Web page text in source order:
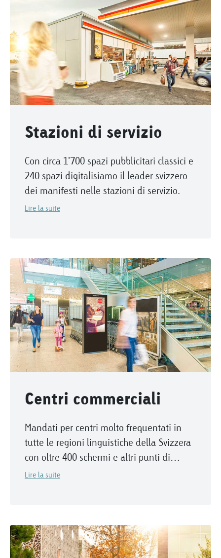
Stazioni di servizio
Con circa 1'700 spazi pubblicitari classici e
240 spazi digitalisiamo il leader svizzero
dei manifesti nelle stazioni di servizio.
Lire la suite
Centri commerciali
Mandati per centri molto frequentati in
tutte le regioni linguistiche della Svizzera
con oltre 400 schermi e altri punti di
affissione.
Lire la suite